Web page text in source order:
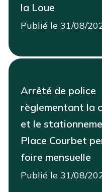
la Loue
Publié le 31/08/
Arrêté de police
règlementant la
et le
Place Courbet
foire mensuelle
Publié le 31/08/